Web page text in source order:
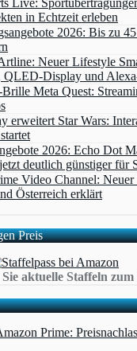
Live:
in Echtzeit erleben
2026: Bis zu
Neuer Lifestyle
QLED‑Display und
Meta Quest:
erweitert Star Wars:
2026: Echo Dot
deutlich günstiger für
Video Channel: Neuer
Österreich erklärt
Preis
aktuelle Staffeln zum
Prime: